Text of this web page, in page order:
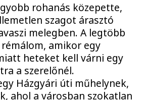
rohanás közepette,
szagot árasztó
melegben. A legtöbb
amikor egy
heteket kell várni egy
a szerelőnél.
Házgyári úti műhelynek,
ahol a városban szokatlan